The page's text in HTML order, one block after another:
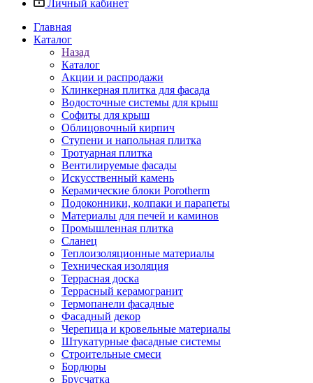
Личный кабинет
Главная
Каталог
Назад
Каталог
Акции и распродажи
Клинкерная плитка для фасада
Водосточные системы для крыш
Софиты для крыш
Облицовочный кирпич
Ступени и напольная плитка
Тротуарная плитка
Вентилируемые фасады
Искусственный камень
Керамические блоки Porotherm
Подоконники, колпаки и парапеты
Материалы для печей и каминов
Промышленная плитка
Сланец
Теплоизоляционные материалы
Техническая изоляция
Террасная доска
Террасный керамогранит
Термопанели фасадные
Фасадный декор
Черепица и кровельные материалы
Штукатурные фасадные системы
Строительные смеси
Бордюры
Брусчатка